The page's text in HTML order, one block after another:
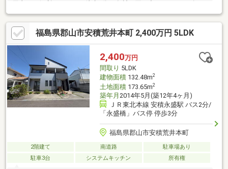
ラッグストア徒歩11分で日用品や医薬品の購入も安心・生活施設
が徒歩圏内に揃い車がなくても暮らしやすい住環境◆周辺環境
◆・永盛小学校 1600ｍ 徒歩約20分・安積中学校 1500ｍ 徒
歩約19分◆弊社の強み◆経験豊富な弊社スタッフがご購入のサポ
ートを致しますLINEで問い合わせ→＠ｐｒｅｓｔｉｇｅ－ｈｎｅ
ｔでＩＤ検索
福島県郡山市安積荒井本町 2,400万円 5LDK
2,400万円
間取り 5LDK
建物面積132.48m2
土地面積173.65m2
築年月 2014年5月(築12年4ヶ月)
ＪＲ東北本線 安積永盛駅 バス2分/
「永盛橋」バス停 停歩3分
福島県郡山市安積荒井本町
2階建て 南道路
駐車場あり
駐車3台
システムキッチン 所有権